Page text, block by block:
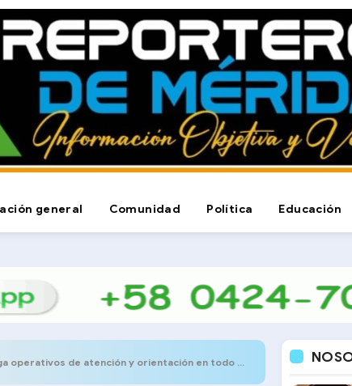
general Comunidad Política Educación
de atención y orientación en todo el estado